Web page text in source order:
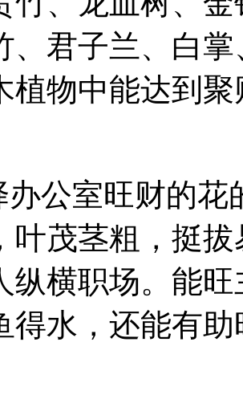
、君子兰、白
植物中能达到
办公室旺财的花
叶茂茎粗，挺
纵横职场。能
得水，还能有助